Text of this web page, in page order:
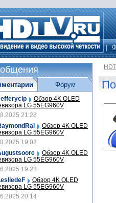
Обзор 4K OLED
LG 55EG960V
21:28
Обзор 4K OLED
LG 55EG960V
19:02
Обзор 4K OLED
LG 55EG960V
19:28
Обзор 4K OLED
LG 55EG960V
20:14
Форум